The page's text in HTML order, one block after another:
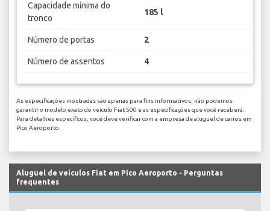
Capacidade mínima do
tronco
185 l
Número de portas 2
Número de assentos 4
As especificações mostradas são apenas para fins informativos, não podemos
garantir o modelo exato do veículo Fiat 500 e as especificações que você receberá.
Para detalhes específicos, você deve verificar com a empresa de aluguel de carros em
Pico Aeroporto.
Aluguel de veículos Fiat em Pico Aeroporto - Perguntas
frequentes